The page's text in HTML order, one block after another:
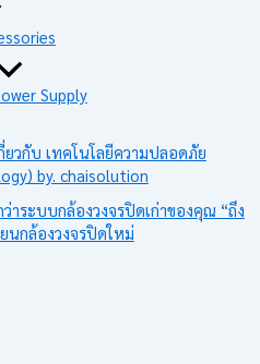
Supply
ยวกับ เทคโนโลยีความปลอดภัย
by. chaisolution
ระบบกล้องวงจรปิดเก่าของคุณ “ถึง
นกล้องวงจรปิดใหม่